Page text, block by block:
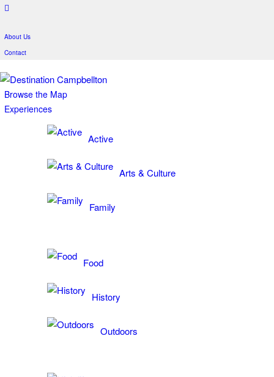
About Us
Contact
Browse the Map
Experiences
Active
Arts & Culture
Family
Food
History
Outdoors